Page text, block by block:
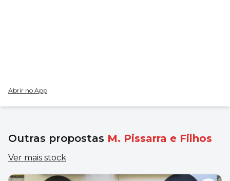
Abrir no App
Outras propostas M. Pissarra e Filhos
Ver mais stock